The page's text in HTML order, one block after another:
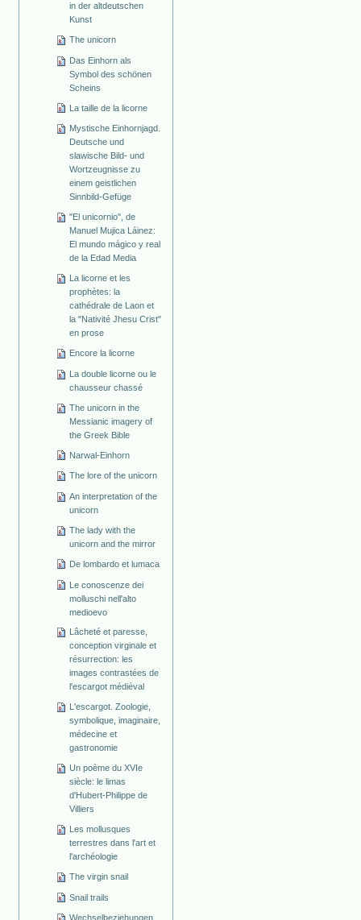
in der altdeutschen
Kunst
The unicorn
Das Einhorn als
Symbol des schönen
Scheins
La taille de la licorne
Mystische Einhornjagd.
Deutsche und
slawische Bild- und
Wortzeugnisse zu
einem geistlichen
Sinnbild-Gefüge
"El unicornio", de
Manuel Mujica Láinez:
El mundo mágico y real
de la Edad Media
La licorne et les
prophètes: la
cathédrale de Laon et
la "Nativité Jhesu Crist"
en prose
Encore la licorne
La double licorne ou le
chausseur chassé
The unicorn in the
Messianic imagery of
the Greek Bible
Narwal-Einhorn
The lore of the unicorn
An interpretation of the
unicorn
The lady with the
unicorn and the mirror
De lombardo et lumaca
Le conoscenze dei
molluschi nell'alto
medioevo
Lâcheté et paresse,
conception virginale et
résurrection: les
images contrastées de
l'escargot médiéval
L'escargot. Zoologie,
symbolique, imaginaire,
médecine et
gastronomie
Un poème du XVIe
siècle: le limas
d'Hubert-Philippe de
Villiers
Les mollusques
terrestres dans l'art et
l'archéologie
The virgin snail
Snail trails
Wechselbeziehungen